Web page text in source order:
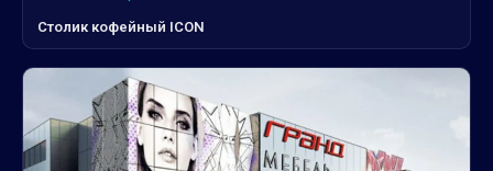
Столик кофейный ICON